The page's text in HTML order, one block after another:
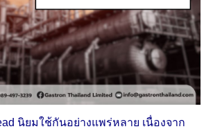
นิยมใช้กันอย่างแพร่หลาย เนื่องจาก